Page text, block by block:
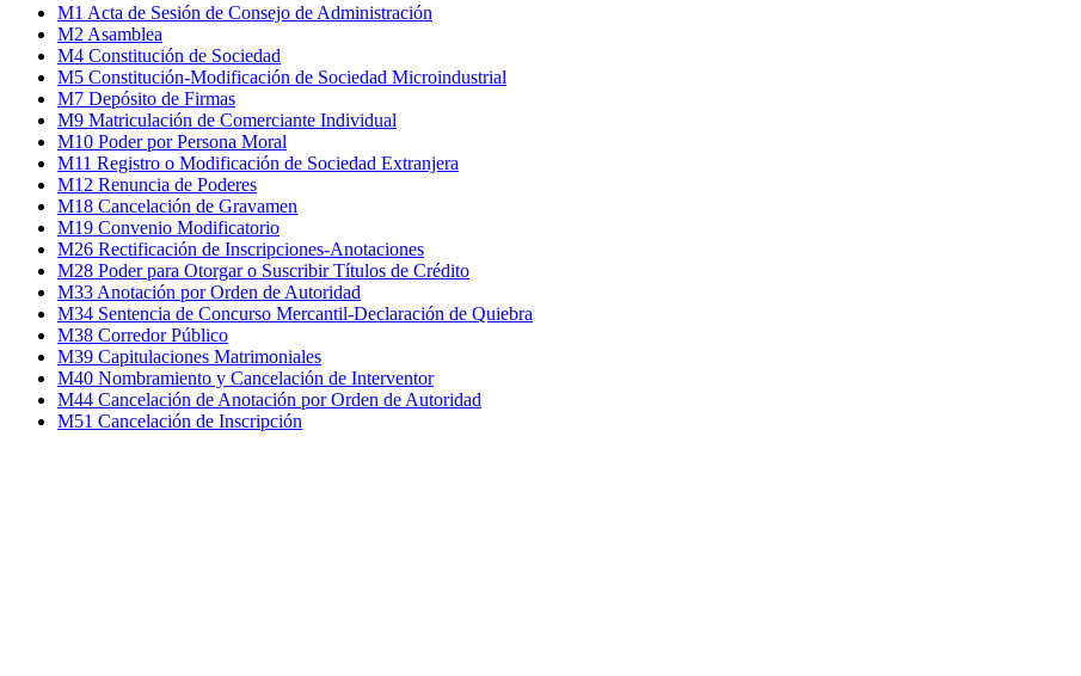
M1 Acta de Sesión de Consejo de Administración
M2 Asamblea
M4 Constitución de Sociedad
M5 Constitución-Modificación de Sociedad Microindustrial
M7 Depósito de Firmas
M9 Matriculación de Comerciante Individual
M10 Poder por Persona Moral
M11 Registro o Modificación de Sociedad Extranjera
M12 Renuncia de Poderes
M18 Cancelación de Gravamen
M19 Convenio Modificatorio
M26 Rectificación de Inscripciones-Anotaciones
M28 Poder para Otorgar o Suscribir Títulos de Crédito
M33 Anotación por Orden de Autoridad
M34 Sentencia de Concurso Mercantil-Declaración de Quiebra
M38 Corredor Público
M39 Capitulaciones Matrimoniales
M40 Nombramiento y Cancelación de Interventor
M44 Cancelación de Anotación por Orden de Autoridad
M51 Cancelación de Inscripción